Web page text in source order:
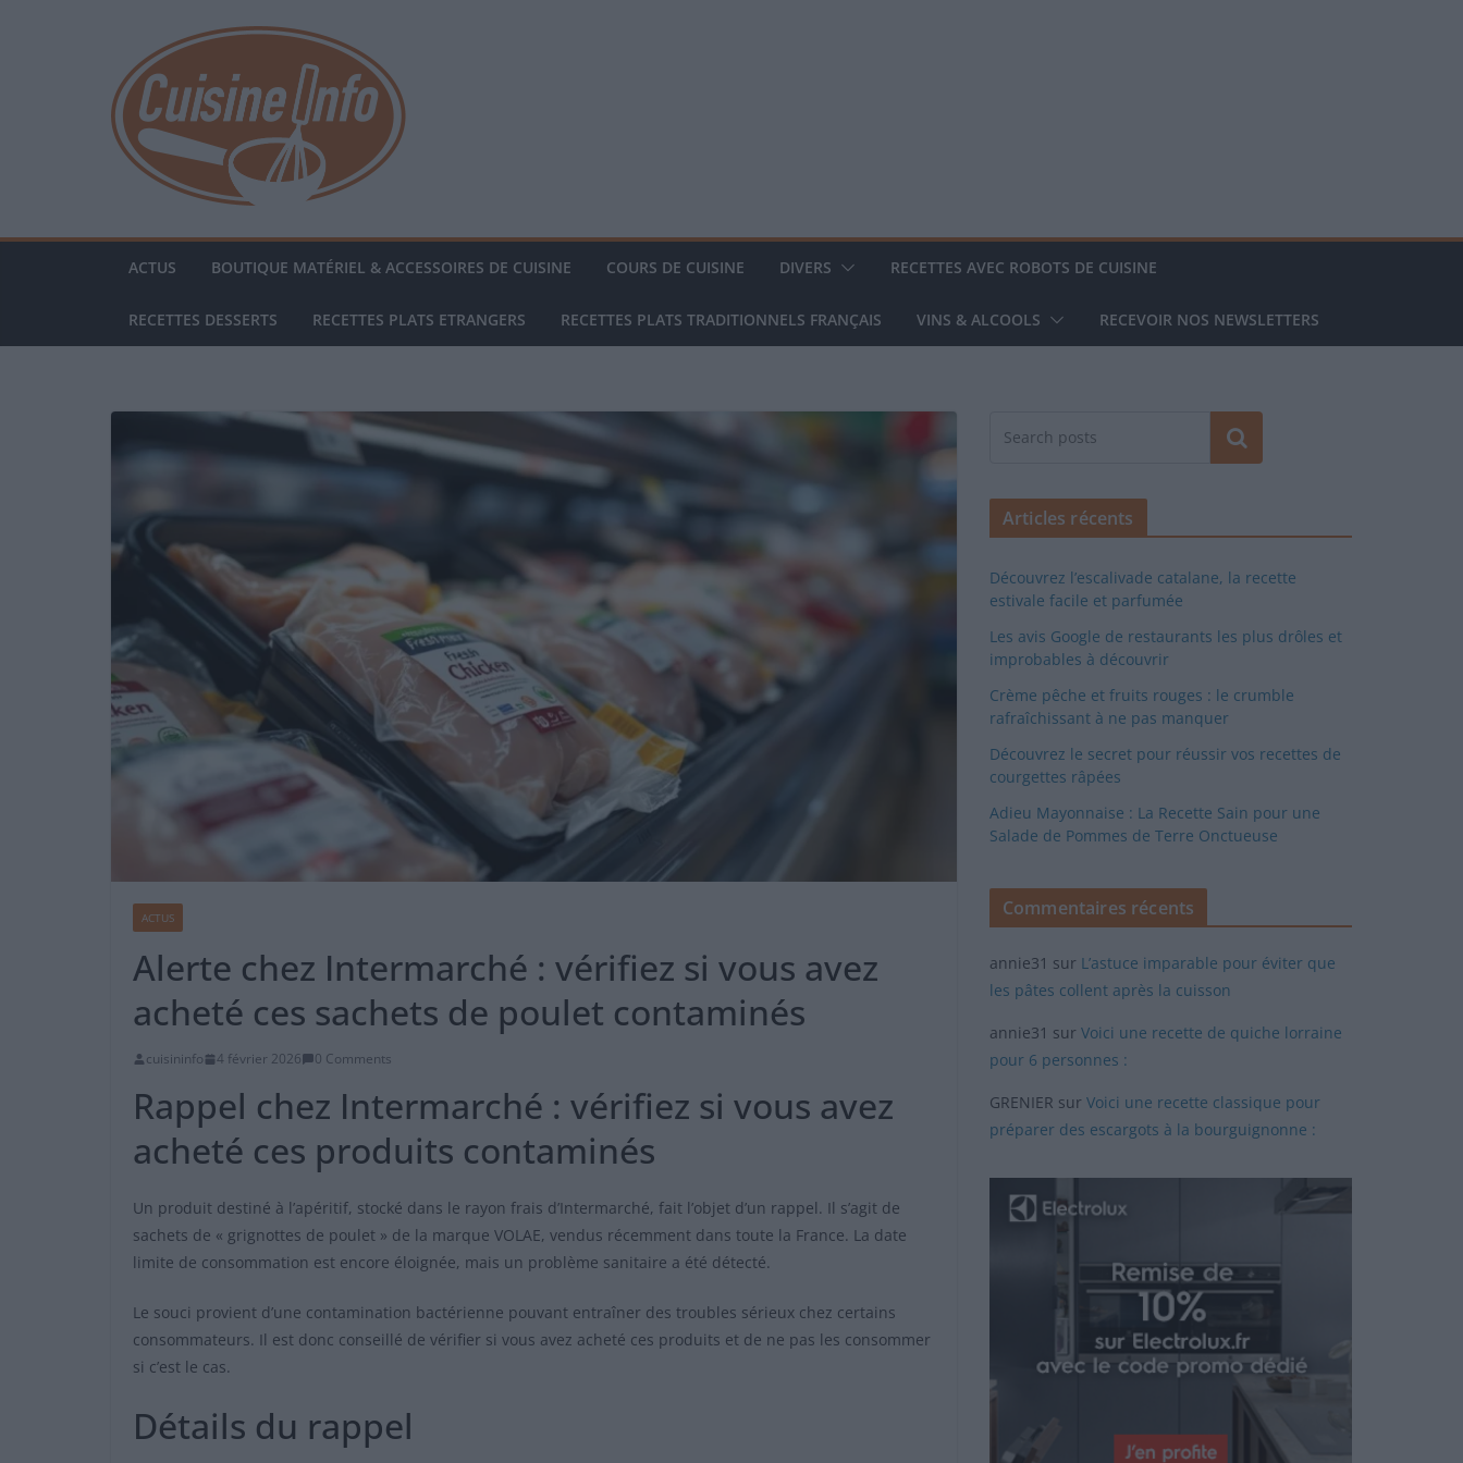
ACTUS BOUTIQUE MATÉRIEL & ACCESSOIRES DE CUISINE COURS DE CUISINE DIVERS RECETTES AVEC ROBOTS DE CUISINE
RECETTES DESSERTS RECETTES PLATS ETRANGERS RECETTES PLATS TRADITIONNELS FRANÇAIS VINS & ALCOOLS RECEVOIR NOS NEWSLETTERS
ACTUS
Alerte chez Intermarché : vérifiez si vous avez
acheté ces sachets de poulet contaminés
cuisininfo 4 février 2026 0 Comments
Rappel chez Intermarché : vérifiez si vous avez
acheté ces produits contaminés
Un produit destiné à l’apéritif, stocké dans le rayon frais d’Intermarché, fait l’objet d’un rappel. Il s’agit de
sachets de « grignottes de poulet » de la marque VOLAE, vendus récemment dans toute la France. La date
limite de consommation est encore éloignée, mais un problème sanitaire a été détecté.
Le souci provient d’une contamination bactérienne pouvant entraîner des troubles sérieux chez certains
consommateurs. Il est donc conseillé de vérifier si vous avez acheté ces produits et de ne pas les consommer
si c’est le cas.
Détails du rappel
Rechercher
Articles récents
Découvrez l’escalivade catalane, la recette
estivale facile et parfumée
Les avis Google de restaurants les plus drôles et
improbables à découvrir
Crème pêche et fruits rouges : le crumble
rafraîchissant à ne pas manquer
Découvrez le secret pour réussir vos recettes de
courgettes râpées
Adieu Mayonnaise : La Recette Sain pour une
Salade de Pommes de Terre Onctueuse
Commentaires récents
annie31 sur L’astuce imparable pour éviter que
les pâtes collent après la cuisson
annie31 sur Voici une recette de quiche lorraine
pour 6 personnes :
GRENIER sur Voici une recette classique pour
préparer des escargots à la bourguignonne :